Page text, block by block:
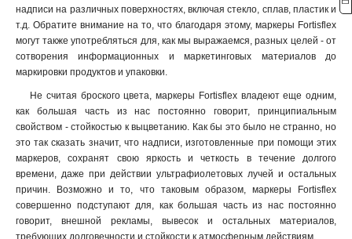
надписи на различных поверхностях, включая стекло, сплав, пластик и
т.д. Обратите внимание на то, что благодаря этому, маркеры Fortisflex
могут также употребляться для, как мы выражаемся, разных целей - от
сотворения информационных и маркетинговых материалов до
маркировки продуктов и упаковки.
Не считая броского цвета, маркеры Fortisflex владеют еще одним,
как большая часть из нас постоянно говорит, принципиальным
свойством - стойкостью к выцветанию. Как бы это было не странно, но
это так сказать значит, что надписи, изготовленные при помощи этих
маркеров, сохранят свою яркость и четкость в течение долгого
времени, даже при действии ультрафиолетовых лучей и остальных
причин. Возможно и то, что таковым образом, маркеры Fortisflex
совершенно подступают для, как большая часть из нас постоянно
говорит, внешной рекламы, вывесок и остальных материалов,
требующих долговечности и стойкости к атмосферным действиям.